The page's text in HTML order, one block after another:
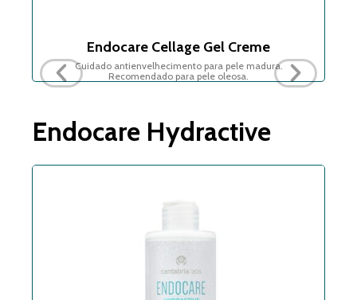
Endocare Cellage Gel Creme
Cuidado antienvelhecimento para pele madura.
Recomendado para pele oleosa.
Endocare Hydractive